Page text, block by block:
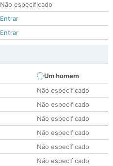
Não especificado
Entrar
Entrar
Um homem
Não especificado
Não especificado
Não especificado
Não especificado
Não especificado
Não especificado